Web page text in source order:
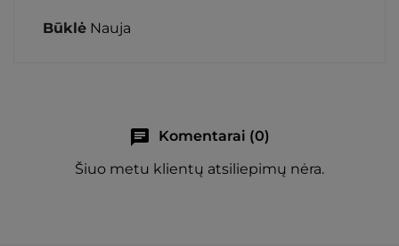
Būklė Nauja
chat
Komentarai (0)
Šiuo metu klientų atsiliepimų nėra.